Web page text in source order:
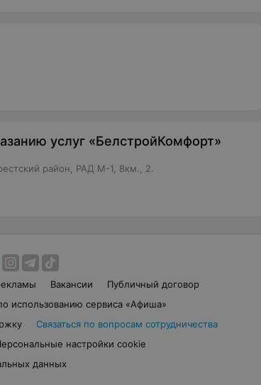
услуг «БелстройКомфорт»
район, РАД М-1, 8км., 2.
Вакансии
Публичный договор
использованию сервиса «Афиша»
Связаться по вопросам сотрудничества
настройки cookie
данных